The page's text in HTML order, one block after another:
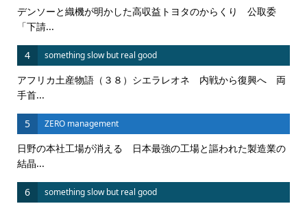
デンソーと織機が明かした高収益トヨタのからくり 公取委
「下請...
4 something slow but real good
アフリカ土産物語（３８）シエラレオネ 内戦から復興へ 両
手首...
5 ZERO management
日野の本社工場が消える 日本最強の工場と謳われた製造業の
結晶...
6 something slow but real good